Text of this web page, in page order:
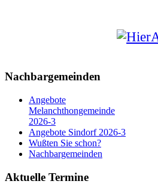
Nachbargemeinden
Angebote
Melanchthongemeinde
2026-3
Angebote Sindorf 2026-3
Wußten Sie schon?
Nachbargemeinden
Aktuelle Termine